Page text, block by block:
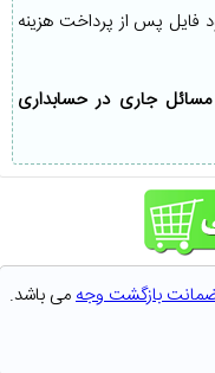
فایل پس از پرداخت هزینه
مسائل جاری در حسابداری
بازگشت وجهمی باشد.